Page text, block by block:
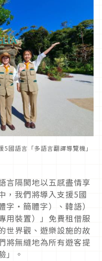
國語言「多語言翻譯導覽機」
言隔閡地以五感盡情享
，我們將導入支援5國
・簡體字）、韓語）
用裝置）」免費租借服
世界觀、遊樂設施的故
將無縫地為所有遊客提
」。